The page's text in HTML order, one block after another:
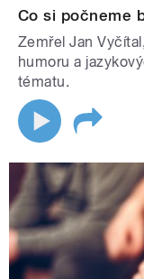
Co si počneme
Zemřel Jan
humoru a
tématu.